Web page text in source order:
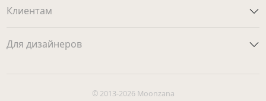
Клиентам
Для дизайнеров
© 2013-2026 Moonzana